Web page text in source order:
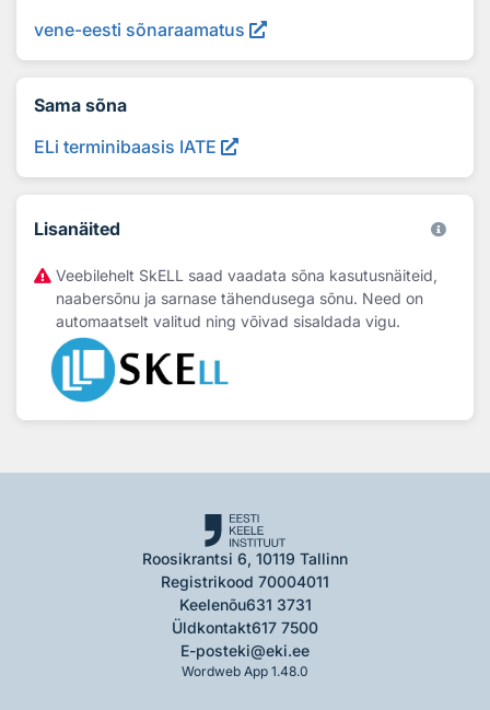
vene-eesti sõnaraamatus
Sama sõna
ELi terminibaasis IATE
Lisanäited
Veebilehelt SkELL saad vaadata sõna kasutusnäiteid,
naabersõnu ja sarnase tähendusega sõnu. Need on
automaatselt valitud ning võivad sisaldada vigu.
Roosikrantsi 6, 10119 Tallinn
Registrikood 70004011
Keelenõu631 3731
Üldkontakt617 7500
E-posteki@eki.ee
Wordweb App 1.48.0